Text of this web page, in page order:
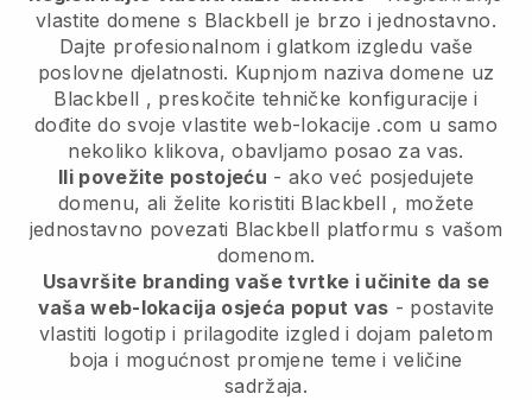
vlastite domene s Blackbell je brzo i jednostavno.
Dajte profesionalnom i glatkom izgledu vaše
poslovne djelatnosti. Kupnjom naziva domene uz
Blackbell , preskočite tehničke konfiguracije i
dođite do svoje vlastite web-lokacije .com u samo
nekoliko klikova, obavljamo posao za vas.
Ili povežite postojeću - ako već posjedujete
domenu, ali želite koristiti Blackbell , možete
jednostavno povezati Blackbell platformu s vašom
domenom.
Usavršite branding vaše tvrtke i učinite da se
vaša web-lokacija osjeća poput vas - postavite
vlastiti logotip i prilagodite izgled i dojam paletom
boja i mogućnost promjene teme i veličine
sadržaja.